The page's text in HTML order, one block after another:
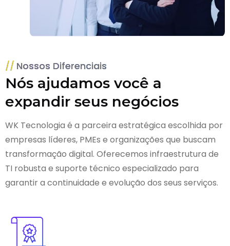
Nossos Diferenciais
Nós ajudamos você a
expandir seus negócios
WK Tecnologia é a parceira estratégica escolhida por
empresas líderes, PMEs e organizações que buscam
transformação digital. Oferecemos infraestrutura de
TI robusta e suporte técnico especializado para
garantir a continuidade e evolução dos seus serviços.